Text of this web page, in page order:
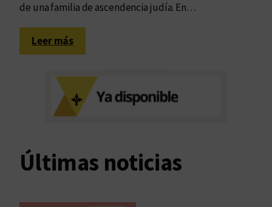
de una familia de ascendencia judía. En…
Leer más:
U
r
e
s
Últimas noticias